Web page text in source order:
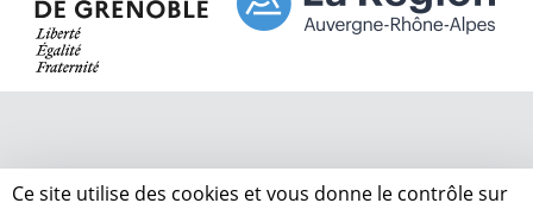
Ce site utilise des cookies et vous donne le contrôle sur